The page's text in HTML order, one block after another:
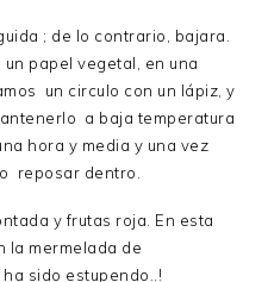
; de lo contrario, bajara.
papel vegetal, en una
un circulo con un lápiz, y
a baja temperatura
hora y media y una vez
reposar dentro.
y frutas roja. En esta
la mermelada de
sido estupendo..!